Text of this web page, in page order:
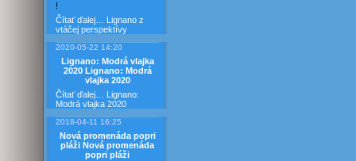
!
Čítať ďalej…
Lignano z
vtáčej perspektívy
2020-05-22 14:20
Lignano: Modrá vlajka
2020 Lignano: Modrá
vlajka 2020
Čítať ďalej…
Lignano:
Modrá vlajka 2020
2018-04-11 16:25
Nová promenáda popri
pláži Nová promenáda
popri pláži